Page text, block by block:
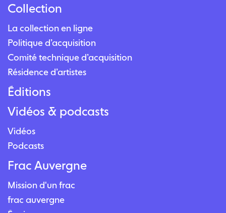
Collection
La collection en ligne
Politique d’acquisition
Comité technique d’acquisition
Résidence d’artistes
Éditions
Vidéos & podcasts
Vidéos
Podcasts
Frac Auvergne
Mission d'un frac
frac auvergne